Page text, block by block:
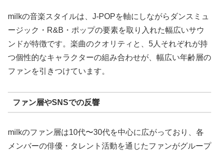
milkの音楽スタイルは、J-POPを軸にしながらダンスミュ
ージック・R&B・ポップの要素を取り入れた幅広いサウ
ンドが特徴です。楽曲のクオリティと、5人それぞれが持
つ個性的なキャラクターの組み合わせが、幅広い年齢層の
ファンを引きつけています。
ファン層やSNSでの反響
milkのファン層は10代〜30代を中心に広がっており、各
メンバーの俳優・タレント活動を通じたファンがグループ